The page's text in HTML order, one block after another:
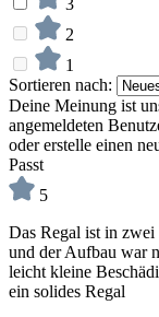
2
1
Sortieren nach:
Deine Meinung ist
angemeldeten
oder erstelle einen
Passt
5
Das Regal ist in
und der Aufbau war
leicht kleine
ein solides Regal